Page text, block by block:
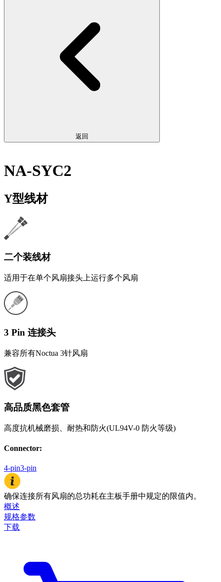
返回
NA-SYC2
Y型线材
二个装线材
适用于在单个风扇接头上运行多个风扇
3 Pin 连接头
兼容所有Noctua 3针风扇
高品质黑色套管
高度抗机械磨损、耐热和防火(UL94V-0 防火等级)
Connector:
4-pin3-pin
确保连接所有风扇的总功耗在主板手册中规定的限值内。
概述
规格参数
下载